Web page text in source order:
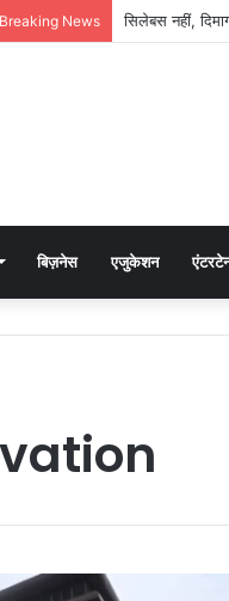
Breaking News
बिज़नेस एजुकेशन